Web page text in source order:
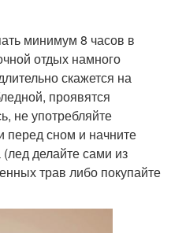
минимум 8 часов в
отдых намного
скажется на
проявятся
не употребляйте
перед сном и начните
делайте сами из
трав либо покупайте